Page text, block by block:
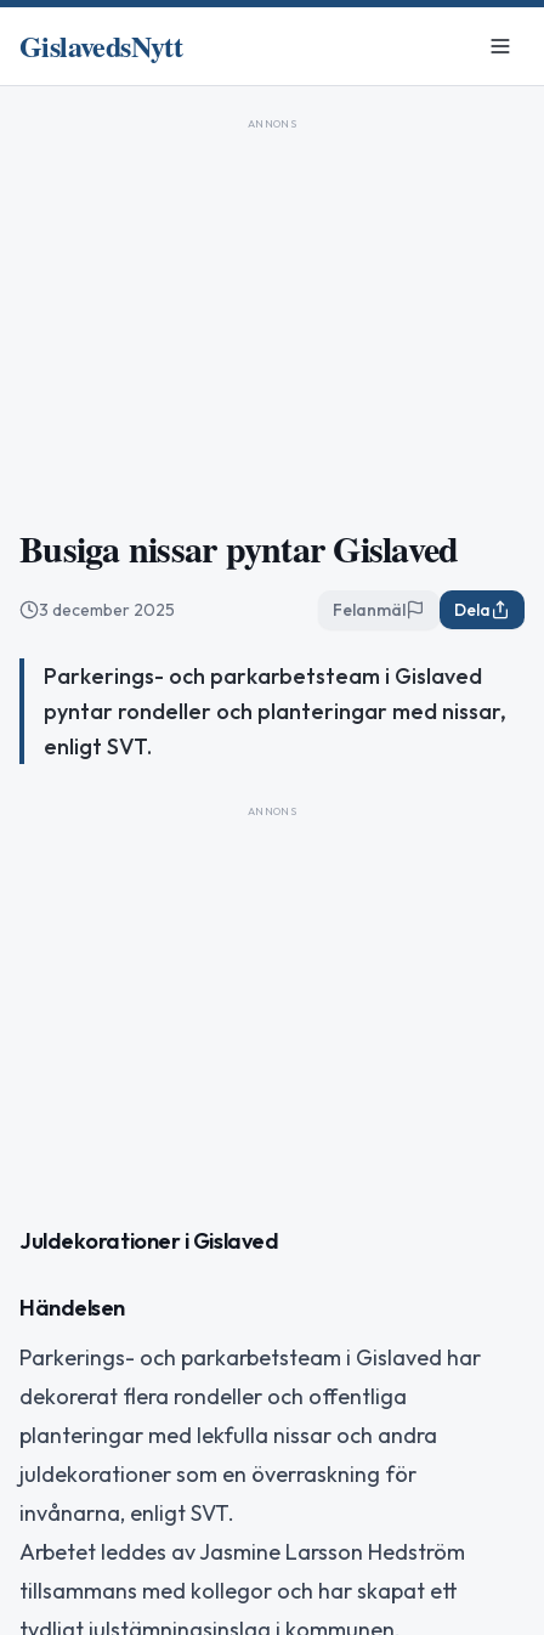
GislavedsNytt
ANNONS
Busiga nissar pyntar Gislaved
3 december 2025 Felanmäl Dela
Parkerings- och parkarbetsteam i Gislaved
pyntar rondeller och planteringar med nissar,
enligt SVT.
ANNONS
Juldekorationer i Gislaved
Händelsen
Parkerings- och parkarbetsteam i Gislaved har
dekorerat flera rondeller och offentliga
planteringar med lekfulla nissar och andra
juldekorationer som en överraskning för
invånarna, enligt SVT.
Arbetet leddes av Jasmine Larsson Hedström
tillsammans med kollegor och har skapat ett
tydligt julstämningsinslag i kommunen.